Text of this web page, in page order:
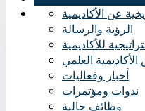
عن الأكاديمية
الرؤية والرسالة
للأكاديمية
العلمي
أخبار وفعاليات
ندوات ومؤتمرات
وظائف خالية